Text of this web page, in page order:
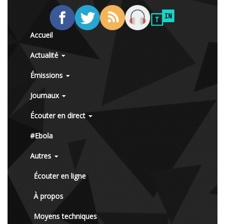
Accueil
Actualité
Émissions
Journaux
Écouter en direct
#Ebola
Autres
Écouter en ligne
À propos
Moyens techniques